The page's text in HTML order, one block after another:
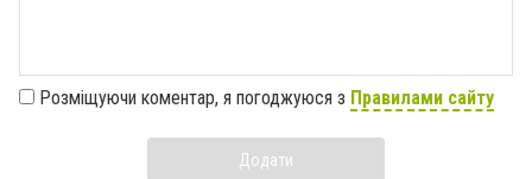
Розміщуючи коментар, я погоджуюся з Правилами сайту
Додати